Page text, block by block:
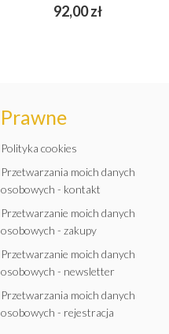
92,00 złCena
Prawne
Polityka cookies
Przetwarzania moich danych
osobowych - kontakt
Przetwarzanie moich danych
osobowych - zakupy
Przetwarzanie moich danych
osobowych - newsletter
Przetwarzania moich danych
osobowych - rejestracja